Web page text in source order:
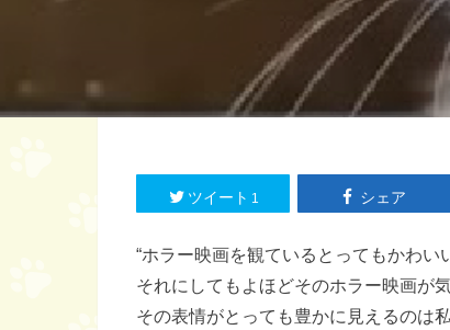
ツイート 1 シェア
“ホラー映画を観ているとってもかわい
それにしてもよほどそのホラー映画が
その表情がとっても豊かに見えるのは